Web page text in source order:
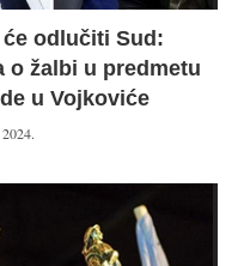
će odlučiti Sud:
o žalbi u predmetu
u Vojkoviće